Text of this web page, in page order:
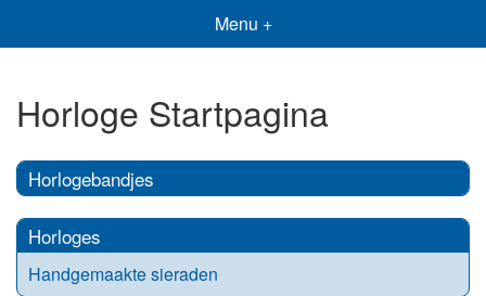
Menu +
Horloge Startpagina
Horlogebandjes
Horloges
Handgemaakte sieraden